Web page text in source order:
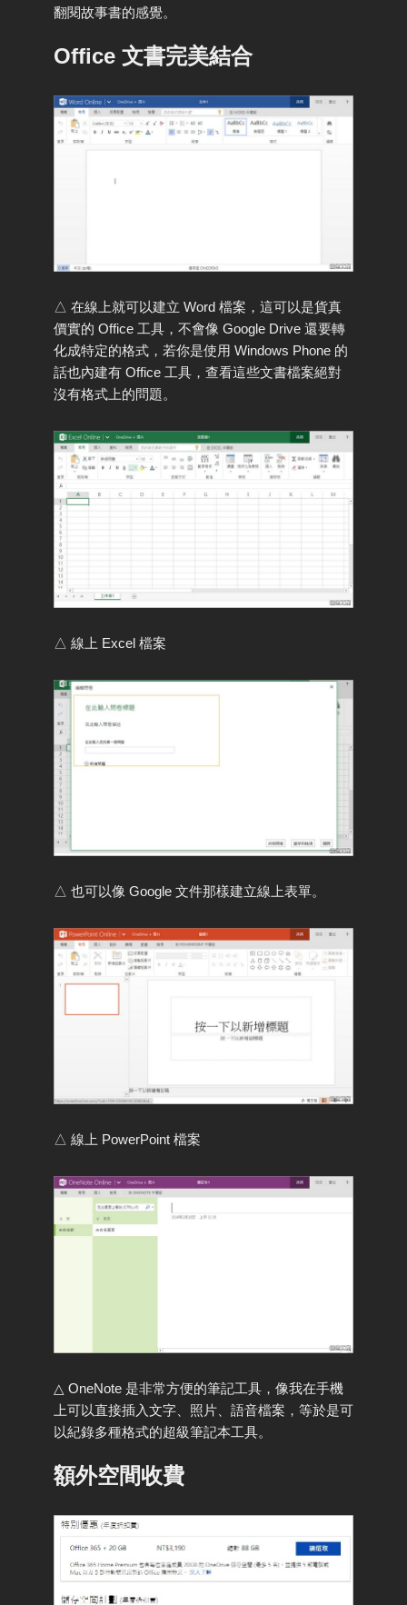
翻閱故事書的感覺。
Office 文書完美結合
△ 在線上就可以建立 Word 檔案，這可以是貨真
價實的 Office 工具，不會像 Google Drive 還要轉
化成特定的格式，若你是使用 Windows Phone 的
話也內建有 Office 工具，查看這些文書檔案絕對
沒有格式上的問題。
△ 線上 Excel 檔案
△ 也可以像 Google 文件那樣建立線上表單。
△ 線上 PowerPoint 檔案
△ OneNote 是非常方便的筆記工具，像我在手機
上可以直接插入文字、照片、語音檔案，等於是可
以紀錄多種格式的超級筆記本工具。
額外空間收費